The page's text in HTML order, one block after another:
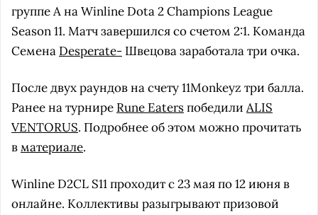
группе А на Winline Dota 2 Champions League
Season 11. Матч завершился со счетом 2:1. Команда
Семена Desperate- Швецова заработала три очка.
После двух раундов на счету 11Monkeyz три балла.
Ранее на турнире Rune Eatersпобедили ALIS
VENTORUS. Подробнее об этом можно прочитать
вматериале.
Winline D2CL S11 проходит с 23 мая по 12 июня в
онлайне. Коллективы разыгрывают призовой